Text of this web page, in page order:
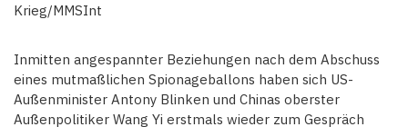
Krieg/MMSInt
Inmitten angespannter Beziehungen nach dem Abschuss
eines mutmaßlichen Spionageballons haben sich US-
Außenminister Antony Blinken und Chinas oberster
Außenpolitiker Wang Yi erstmals wieder zum Gespräch